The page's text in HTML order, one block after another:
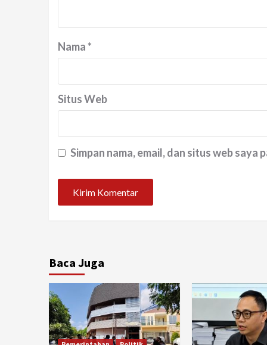
Nama*
Situs Web
Simpan nama, email, dan situs web
Baca Juga